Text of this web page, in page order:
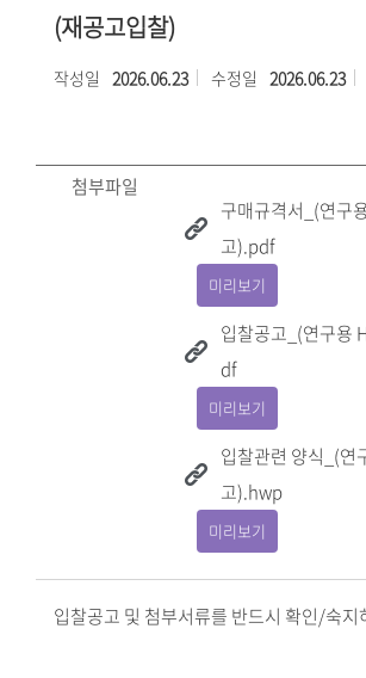
(재공고입찰)
작성일 2026.06.23 수정일 2026.06.23
첨부파일
구매규격서_(연구
고).pdf
미리보기
입찰공고_(연구용
df
미리보기
입찰관련 양식_(연
고).hwp
미리보기
입찰공고 및 첨부서류를 반드시 확인/숙